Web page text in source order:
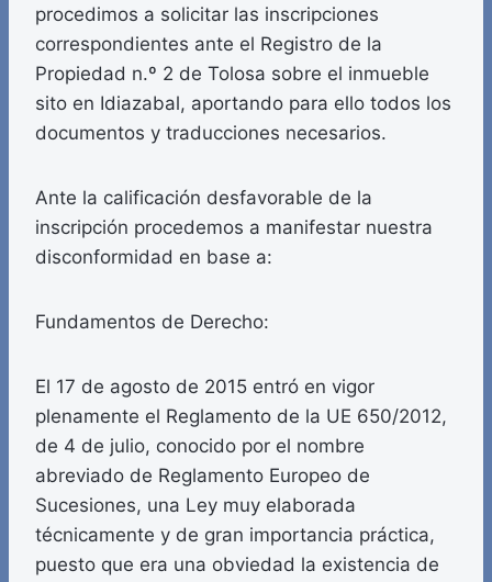
procedimos a solicitar las inscripciones
correspondientes ante el Registro de la
Propiedad n.º 2 de Tolosa sobre el inmueble
sito en Idiazabal, aportando para ello todos los
documentos y traducciones necesarios.
Ante la calificación desfavorable de la
inscripción procedemos a manifestar nuestra
disconformidad en base a:
Fundamentos de Derecho:
El 17 de agosto de 2015 entró en vigor
plenamente el Reglamento de la UE 650/2012,
de 4 de julio, conocido por el nombre
abreviado de Reglamento Europeo de
Sucesiones, una Ley muy elaborada
técnicamente y de gran importancia práctica,
puesto que era una obviedad la existencia de